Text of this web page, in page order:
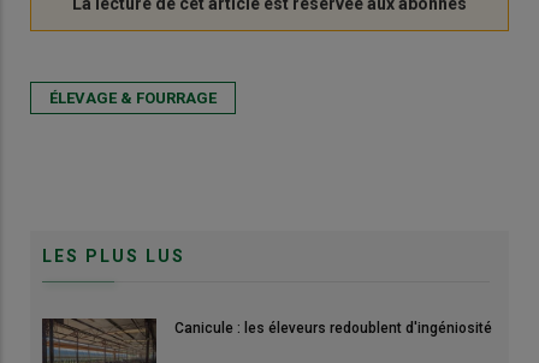
ÉLEVAGE & FOURRAGE
LES PLUS LUS
Canicule : les éleveurs redoublent d'ingéniosité